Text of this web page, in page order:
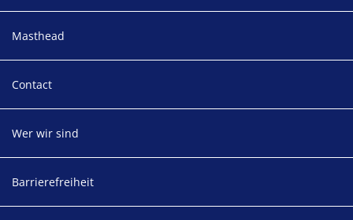
Masthead
Contact
Wer wir sind
Barrierefreiheit